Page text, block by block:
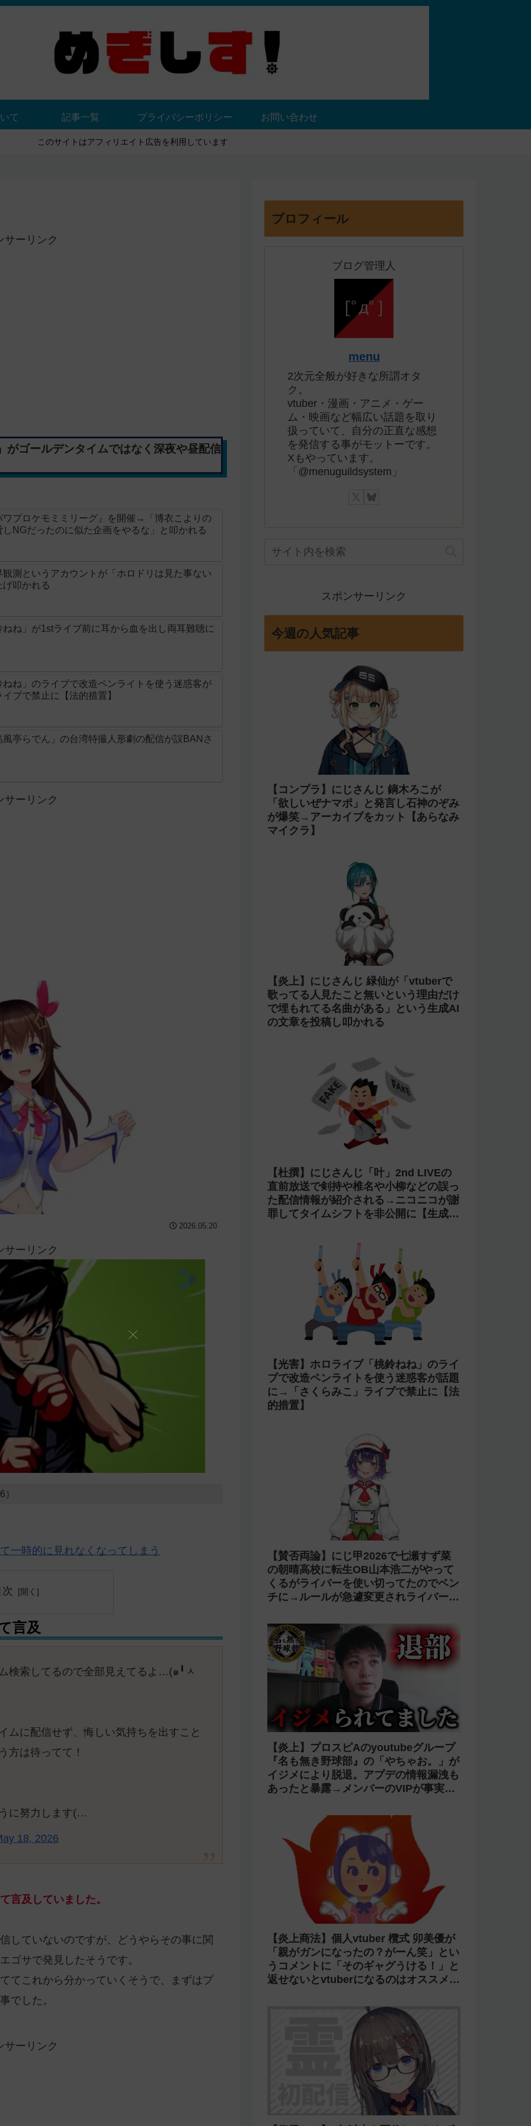
て 記事一覧 プライバシーポリシー お問い合わせ
このサイトはアフィリエイト広告を利用しています
サーリンク
がゴールデンタイムではなく深夜や昼配信
プロケモミミリーグ』を開催→「博衣こよりの
NGだったのに似た企画をやるな」と叩かれる
測というアカウントが「ホロドリは見た事ない
叩かれる
ね」が1stライブ前に耳から血を出し両耳難聴に
ね」のライブで改造ペンライトを使う迷惑客が
ブで禁止に【法的措置】
亭らでん」の台湾特撮人形劇の配信が誤BANさ
サーリンク
2026.05.20
サーリンク
一時的に見れなくなってしまう
言及
検索してるので全部見えてるよ…(๑╹ᆺ
ムに配信せず、悔しい気持ちを出すこと
方は待ってて！
に努力します(…
18, 2026
言及していました。
していないのですが、どうやらその事に関
ゴサで発見したそうです。
てこれから分かっていくそうで、まずはプ
でした。
サーリンク
プロフィール
ブログ管理人
menu
2次元全般が好きな所謂オタ
ク。
vtuber・漫画・アニメ・ゲー
ム・映画など幅広い話題を取り
扱っていて、自分の正直な感想
を発信する事がモットーです。
Xもやっています。
「@menuguildsystem」
スポンサーリンク
今週の人気記事
【コンプラ】にじさんじ 鏑木ろこが
「欲しいぜナマポ」と発言し石神のぞみ
が爆笑→アーカイブをカット【あらなみ
マイクラ】
【炎上】にじさんじ 緑仙が「vtuberで
歌ってる人見たこと無いという理由だけ
で埋もれてる名曲がある」という生成AI
の文章を投稿し叩かれる
【杜撰】にじさんじ「叶」2nd LIVEの
直前放送で剣持や椎名や小柳などの誤っ
た配信情報が紹介される→ニコニコが謝
罪してタイムシフトを非公開に【生成
【光害】ホロライブ「桃鈴ねね」のライ
ブで改造ペンライトを使う迷惑客が話題
に→「さくらみこ」ライブで禁止に【法
的措置】
【賛否両論】にじ甲2026で七瀬すず菜
の朝晴高校に転生OB山本浩二がやって
くるがライバーを使い切ってたのでベン
チに→ルールが急遽変更されライバーの
【炎上】プロスピAのyoutubeグループ
『名も無き野球部』の「やちゃお。」が
イジメにより脱退。アプデの情報漏洩も
あったと暴露→メンバーのVIPが事実無
【炎上商法】個人vtuber 欖式 卯美優が
「親がガンになったの？がーん笑」とい
うコメントに「そのギャグうける！」と
返せないとvtuberになるのはオススメし